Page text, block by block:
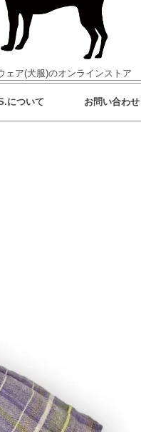
ア(犬服)のオンラインストア
について お問い合わせ